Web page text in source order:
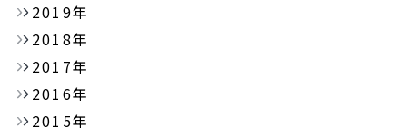
2019年
2018年
2017年
2016年
2015年